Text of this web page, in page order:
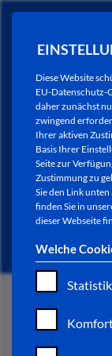
Diese Website
EU-Datenschutz-
daher zunächst
zwingend
Ihrer aktiven
Basis Ihrer
Seite zur
Zustimmung zu
Sie den Link
finden Sie in
dieser Webseite
Welche
START